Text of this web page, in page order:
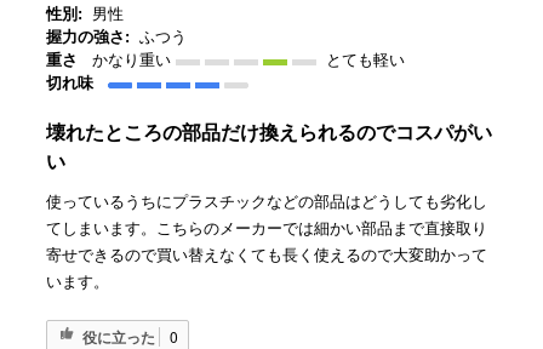
性別:
男性
握力の強さ: ふつう
重さ
かなり重い
とても軽い
切れ味
壊れたところの部品だけ換えられるのでコスパがい
い
使っているうちにプラスチックなどの部品はどうしても劣化し
てしまいます。こちらのメーカーでは細かい部品まで直接取り
寄せできるので買い替えなくても長く使えるので大変助かって
います。
役に立った 0